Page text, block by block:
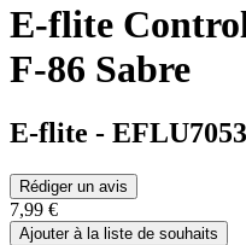
E-flite
F-86 Sabre
E-flite - EFLU7053
Rédiger un avis
7,99 €
Ajouter à la liste de souhaits